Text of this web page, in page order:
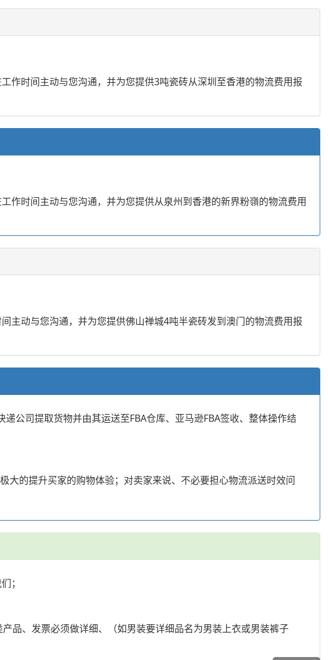
作时间主动与您沟通，并为您提供3吨瓷砖从深圳至香港的物流费用报
作时间主动与您沟通，并为您提供从泉州到香港的新界粉嶺的物流费用
主动与您沟通，并为您提供佛山禅城4吨半瓷砖发到澳门的物流费用报
公司提取货物并由其运送至FBA仓库、亚马逊FBA签收、整体操作结
大的提升买家的购物体验；对卖家来说、不必要担心物流派送时效问
；
品、发票必须做详细、（如男装要详细品名为男装上衣或男装裤子